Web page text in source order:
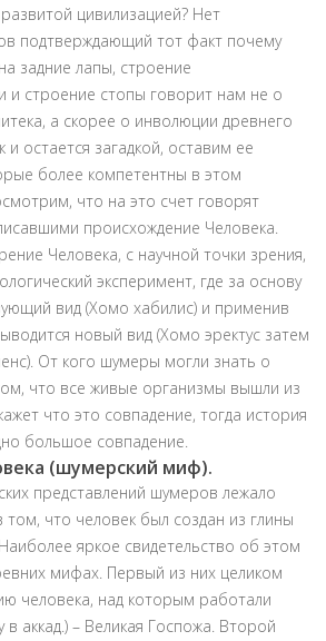
цивилизацией? Нет
подтверждающий тот факт почему
задние лапы, строение
и строение стопы говорит нам не о
а скорее о инволюции древнего
и остается загадкой, оставим ее
более компетентны в этом
что на это счет говорят
происхождение Человека.
Человека, с научной точки зрения,
эксперимент, где за основу
вид (Хомо хабилис) и применив
новый вид (Хомо эректус затем
От кого шумеры могли знать о
что все живые организмы вышли из
что это совпадение, тогда история
большое совпадение.
(шумерский миф).
представлений шумеров лежало
что человек был создан из глины
яркое свидетельство об этом
мифах. Первый из них целиком
человека, над которым работали
аккад.) – Великая Госпожа. Второй